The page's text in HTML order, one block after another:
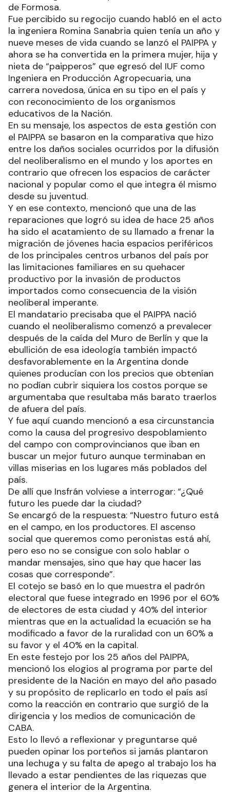
de Formosa.
Fue percibido su regocijo cuando habló en el acto
la ingeniera Romina Sanabria quien tenía un año y
nueve meses de vida cuando se lanzó el PAIPPA y
ahora se ha convertida en la primera mujer, hija y
nieta de “paipperos” que egresó del IUF como
Ingeniera en Producción Agropecuaria, una
carrera novedosa, única en su tipo en el país y
con reconocimiento de los organismos
educativos de la Nación.
En su mensaje, los aspectos de esta gestión con
el PAIPPA se basaron en la comparativa que hizo
entre los daños sociales ocurridos por la difusión
del neoliberalismo en el mundo y los aportes en
contrario que ofrecen los espacios de carácter
nacional y popular como el que integra él mismo
desde su juventud.
Y en ese contexto, mencionó que una de las
reparaciones que logró su idea de hace 25 años
ha sido el acatamiento de su llamado a frenar la
migración de jóvenes hacia espacios periféricos
de los principales centros urbanos del país por
las limitaciones familiares en su quehacer
productivo por la invasión de productos
importados como consecuencia de la visión
neoliberal imperante.
El mandatario precisaba que el PAIPPA nació
cuando el neoliberalismo comenzó a prevalecer
después de la caída del Muro de Berlín y que la
ebullición de esa ideología también impactó
desfavorablemente en la Argentina donde
quienes producían con los precios que obtenían
no podían cubrir siquiera los costos porque se
argumentaba que resultaba más barato traerlos
de afuera del país.
Y fue aquí cuando mencionó a esa circunstancia
como la causa del progresivo despoblamiento
del campo con comprovincianos que iban en
buscar un mejor futuro aunque terminaban en
villas miserias en los lugares más poblados del
país.
De allí que Insfrán volviese a interrogar: “¿Qué
futuro les puede dar la ciudad?
Se encargó de la respuesta: “Nuestro futuro está
en el campo, en los productores. El ascenso
social que queremos como peronistas está ahí,
pero eso no se consigue con solo hablar o
mandar mensajes, sino que hay que hacer las
cosas que corresponde”.
El cotejo se basó en lo que muestra el padrón
electoral que fuese integrado en 1996 por el 60%
de electores de esta ciudad y 40% del interior
mientras que en la actualidad la ecuación se ha
modificado a favor de la ruralidad con un 60% a
su favor y el 40% en la capital.
En este festejo por los 25 años del PAIPPA,
mencionó los elogios al programa por parte del
presidente de la Nación en mayo del año pasado
y su propósito de replicarlo en todo el país así
como la reacción en contrario que surgió de la
dirigencia y los medios de comunicación de
CABA.
Esto lo llevó a reflexionar y preguntarse qué
pueden opinar los porteños si jamás plantaron
una lechuga y su falta de apego al trabajo los ha
llevado a estar pendientes de las riquezas que
genera el interior de la Argentina.